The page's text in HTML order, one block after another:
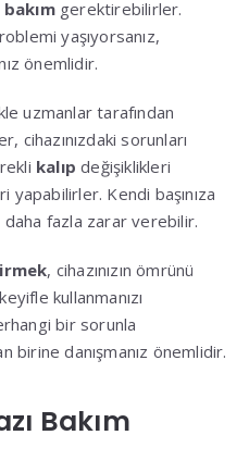
bakımgerektirebilirler.
yaşıyorsanız,
önemlidir.
uzmanlar tarafından
cihazınızdaki sorunları
kalıp değişiklikleri
yapabilirler. Kendi başınıza
daha fazla zarar verebilir.
, cihazınızın ömrünü
kullanmanızı
bir sorunla
birine danışmanız önemlidir.
Bakım